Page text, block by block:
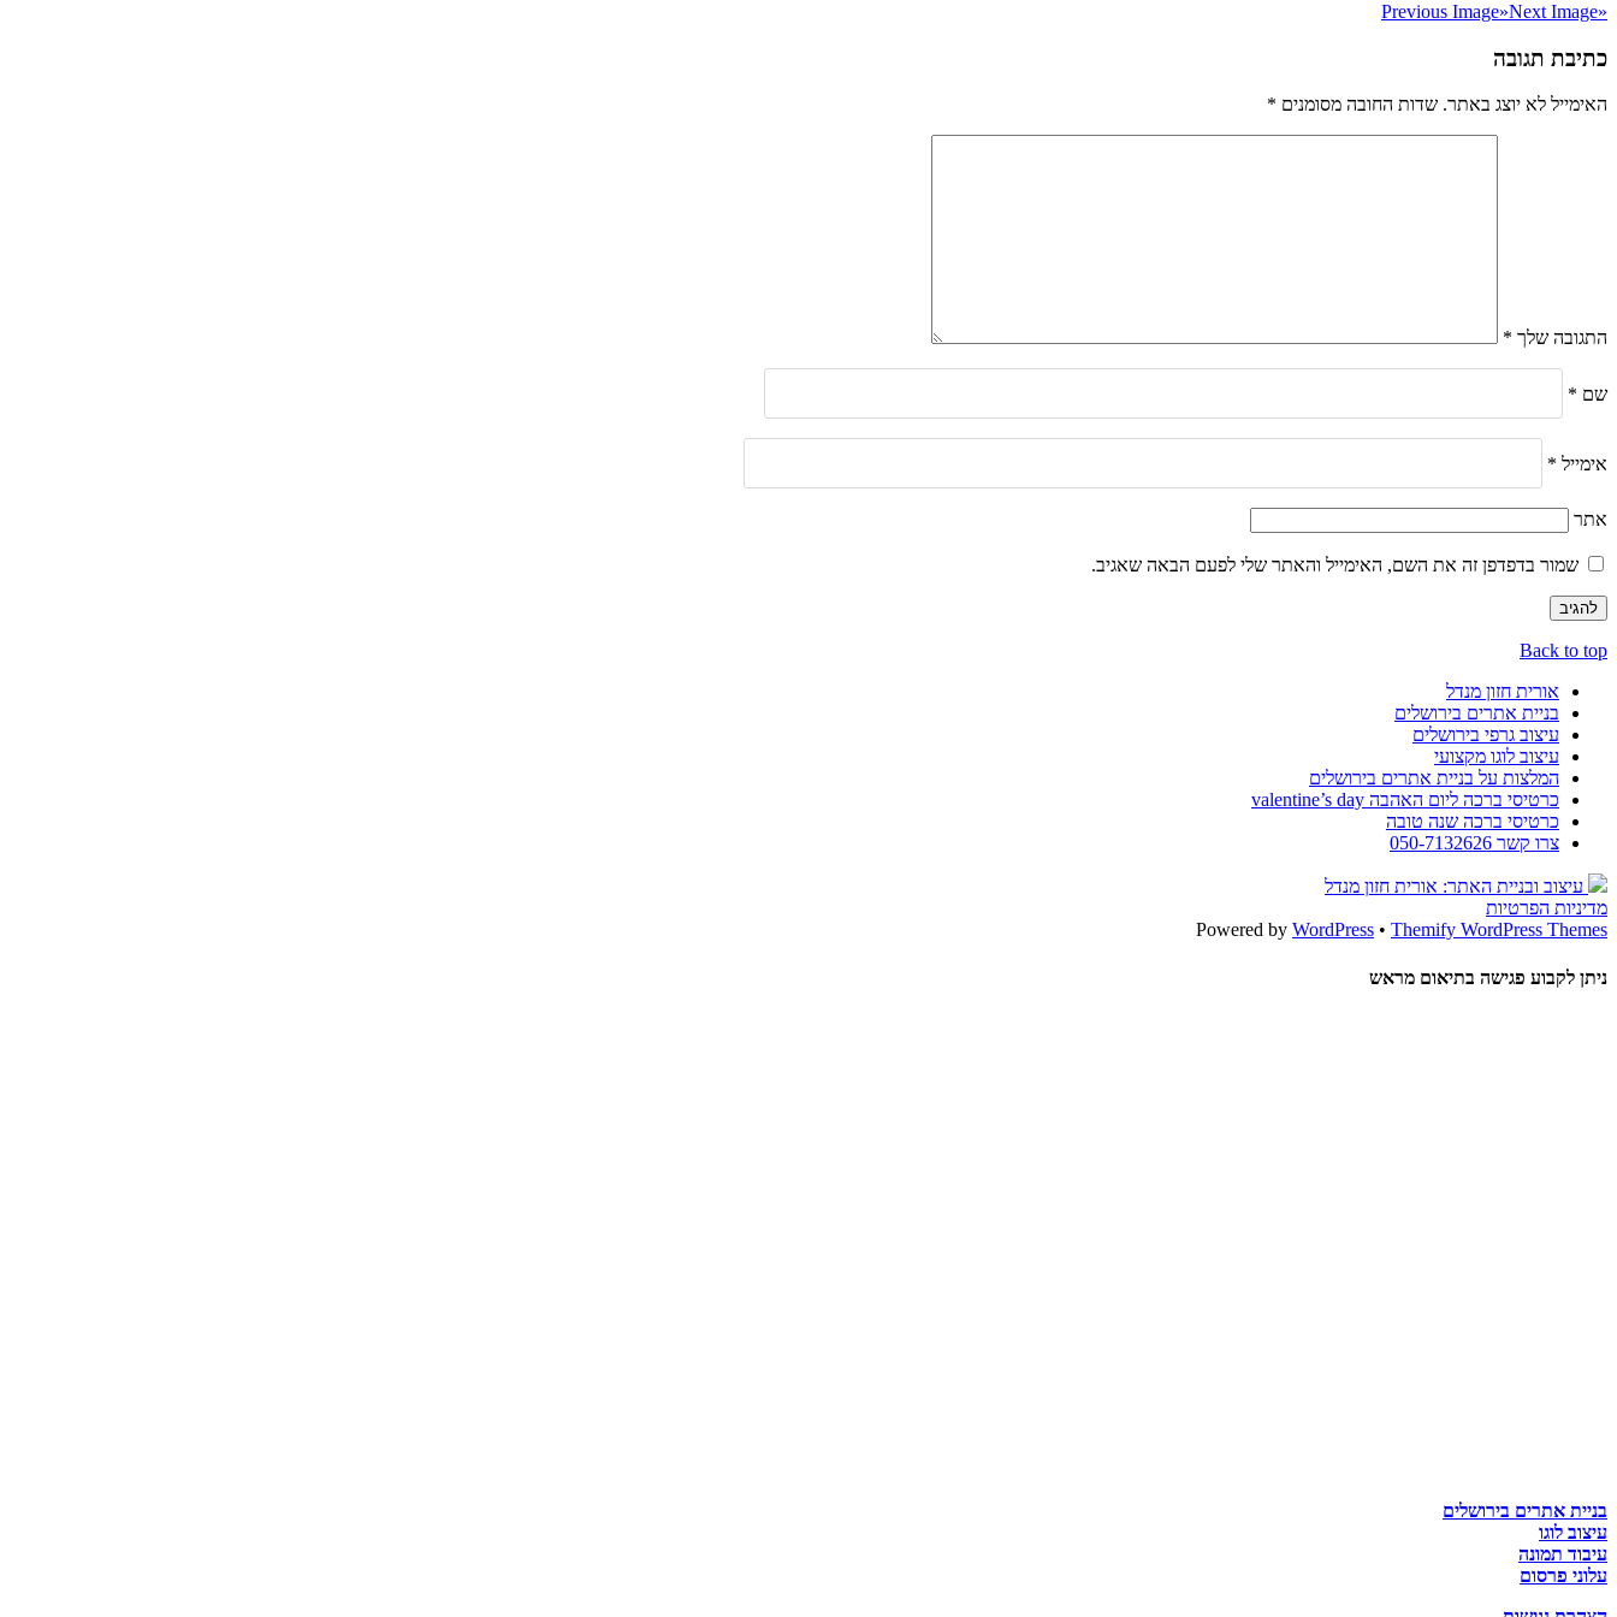
«
Previous Image»Next Image
כתיבת תגובה
האימייל לא יוצג באתר. שדות החובה מסומנים *
התגובה שלך *
שם *
אימייל *
אתר
שמור בדפדפן זה את השם, האימייל והאתר שלי לפעם הבאה שאגיב.
Back to top
אורית חזון מנדל
בניית אתרים בירושלים
עיצוב גרפי בירושלים
עיצוב לוגו מקצועי
המלצות על בניית אתרים בירושלים
כרטיסי ברכה ליום האהבה valentine’s day
כרטיסי ברכה שנה טובה
צרו קשר 050-7132626
עיצוב ובניית האתר: אורית חזון מנדל
מדיניות הפרטיות
Powered by WordPress • Themify WordPress Themes
ניתן לקבוע פגישה בתיאום מראש
בניית אתרים בירושלים
עיצוב לוגו
עיבוד תמונה
עלוני פרסום